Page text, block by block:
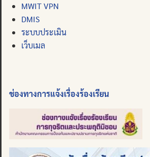
MWIT VPN
DMIS
ระบบประเมิน
เว็บเมล
ช่องทางการแจ้งเรื่องร้องเรียน